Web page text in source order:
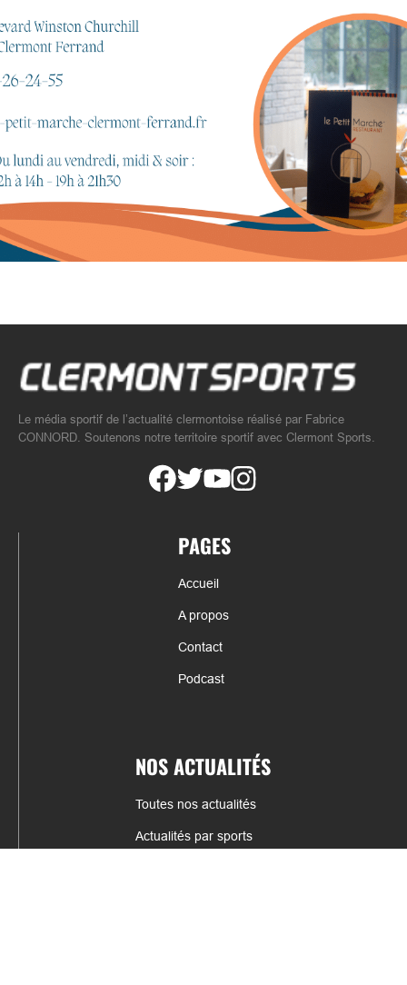
Le média sportif de l’actualité clermontoise réalisé par Fabrice
CONNORD. Soutenons notre territoire sportif avec Clermont Sports.
PAGES
Accueil
A propos
Contact
Podcast
NOS ACTUALITÉS
Toutes nos actualités
Actualités par sports